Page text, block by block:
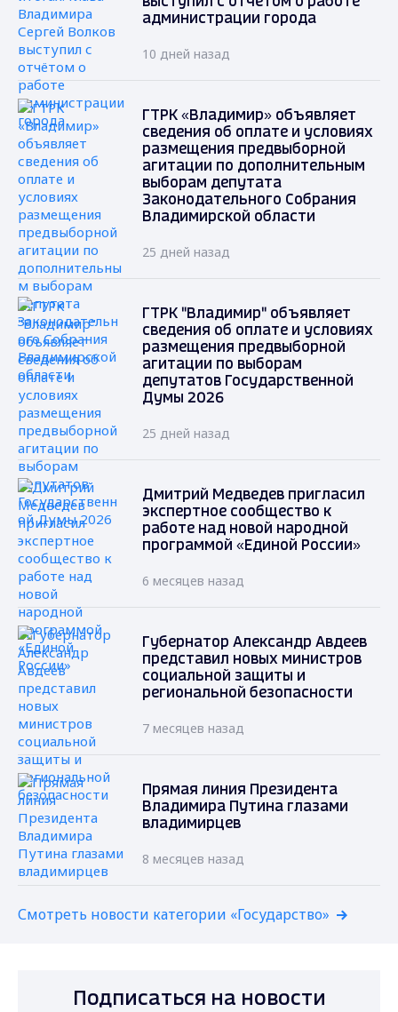
администрации города
10 дней назад
ГТРК «Владимир» объявляет
сведения об оплате и условиях
размещения предвыборной
агитации по дополнительным
выборам депутата
Законодательного Собрания
Владимирской области
25 дней назад
ГТРК "Владимир" объявляет
сведения об оплате и условиях
размещения предвыборной
агитации по выборам
депутатов Государственной
Думы 2026
25 дней назад
Дмитрий Медведев пригласил
экспертное сообщество к
работе над новой народной
программой «Единой России»
6 месяцев назад
Губернатор Александр Авдеев
представил новых министров
социальной защиты и
региональной безопасности
7 месяцев назад
Прямая линия Президента
Владимира Путина глазами
владимирцев
8 месяцев назад
Смотреть новости категории «Государство»
Подписаться на новости